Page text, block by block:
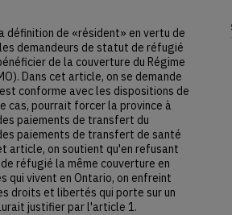
définition de «résident» en vertu de
demandeurs de statut de réfugié
de la couverture du Régime
Dans cet article, on se demande
conforme avec les dispositions de
cas, pourrait forcer la province à
paiements de transfert du
paiements de transfert de santé
article, on soutient qu'en refusant
réfugié la même couverture en
qui vivent en Ontario, on enfreint
droits et libertés qui porte sur un
justifier par l'article 1.